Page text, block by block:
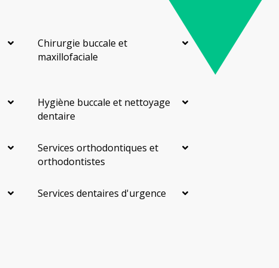
Chirurgie buccale et
maxillofaciale
Hygiène buccale et nettoyage
dentaire
Services orthodontiques et
orthodontistes
Services dentaires d'urgence